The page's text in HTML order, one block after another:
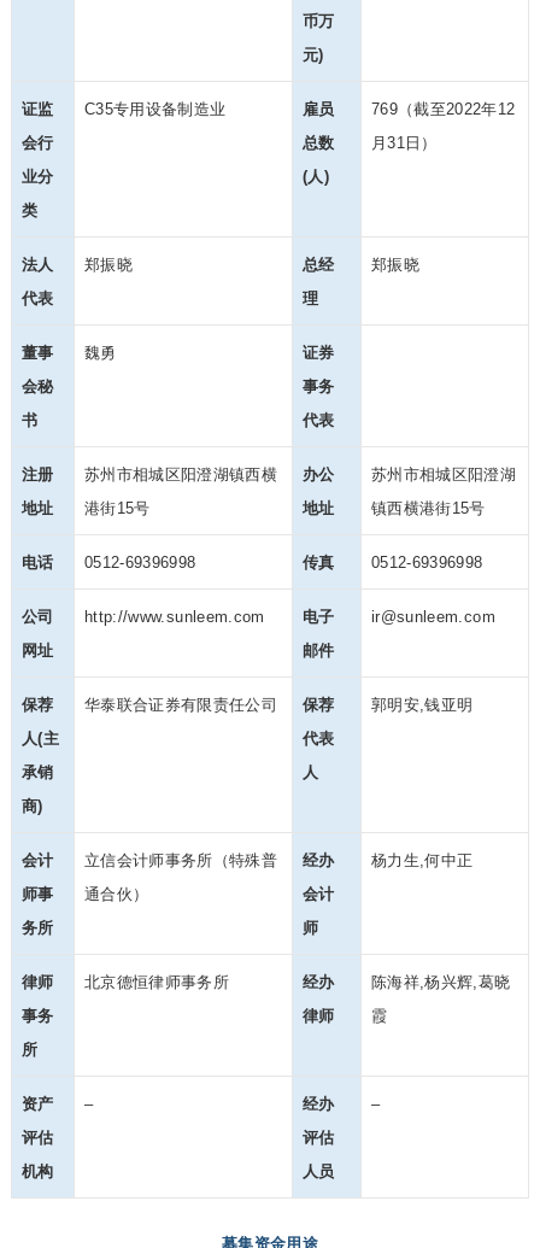
币万
元)
证监
会行
业分
类
C35专用设备制造业
雇员
总数
(人)
769（截至2022年12
月31日）
法人
代表
郑振晓
总经
理
郑振晓
董事
会秘
书
魏勇
证券
事务
代表
注册
地址
苏州市相城区阳澄湖镇西横
港街15号
办公
地址
苏州市相城区阳澄湖
镇西横港街15号
电话 0512-69396998 传真 0512-69396998
公司
网址
http://www.sunleem.com
电子
邮件
ir@sunleem.com
保荐
人(主
承销
商)
华泰联合证券有限责任公司
保荐
代表
人
郭明安,钱亚明
会计
师事
务所
立信会计师事务所（特殊普
通合伙）
经办
会计
师
杨力生,何中正
律师
事务
所
北京德恒律师事务所
经办
律师
陈海祥,杨兴辉,葛晓
霞
资产
评估
机构
–
经办
评估
人员
–
募集资金用途